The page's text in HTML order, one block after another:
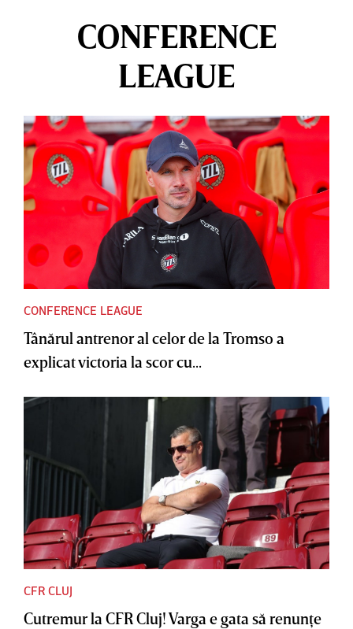
CONFERENCE
LEAGUE
CONFERENCE LEAGUE
Tânărul antrenor al celor de la Tromso a
explicat victoria la scor cu...
CFR CLUJ
Cutremur la CFR Cluj! Varga e gata să renunţe